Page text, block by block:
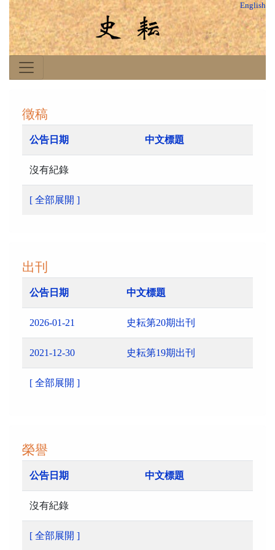
English
徵稿
公告日期 中文標題
沒有紀錄
[ 全部展開 ]
出刊
公告日期 中文標題
2026-01-21 史耘第20期出刊
2021-12-30 史耘第19期出刊
[ 全部展開 ]
榮譽
公告日期 中文標題
沒有紀錄
[ 全部展開 ]